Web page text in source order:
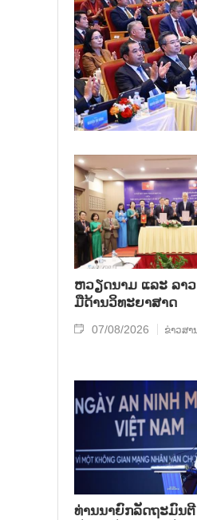
ຫວຽດ​ນາມ ແລະ ລາ
ມື​ດ້ານວ​ິ​ທະ​ຍາ​ສາດ
07/08/2026 ຂ່າວສາ
ທ່ານນາຍົກລັດຖະມົນຕີ